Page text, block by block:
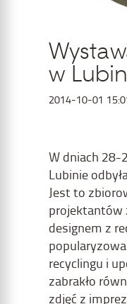
w
2014-10-01
W dniach 28-
Lubinie
Jest to
projektantów
designem z
recyclingu i
zabrakło
zdjęć z